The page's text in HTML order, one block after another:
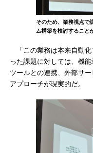
そのため、業務視点で
ム構築を検討すること
「この業務は本来自動化
った課題に対しては、機
ツールとの連携、外部サ
アプローチが現実的だ。